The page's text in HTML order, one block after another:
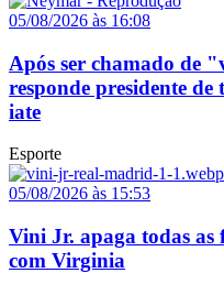
05/08/2026 às 16:08
Após ser chamado de
responde presidente de
iate
Esporte
05/08/2026 às 15:53
Vini Jr. apaga todas as
com Virginia